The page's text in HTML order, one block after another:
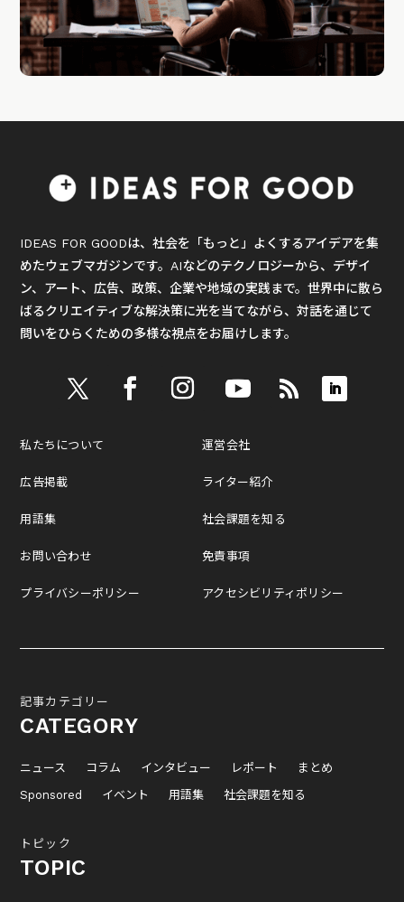
IDEAS FOR GOODは、社会を「もっと」よくするアイデアを集
めたウェブマガジンです。AIなどのテクノロジーから、デザイ
ン、アート、広告、政策、企業や地域の実践まで。世界中に散ら
ばるクリエイティブな解決策に光を当てながら、対話を通じて
問いをひらくための多様な視点をお届けします。
私たちについて
広告掲載
用語集
お問い合わせ
プライバシーポリシー
運営会社
ライター紹介
社会課題を知る
免責事項
アクセシビリティポリシー
記事カテゴリー
CATEGORY
ニュース コラム インタビュー レポート
まとめ
Sponsored
イベント 用語集 社会課題を知る
トピック
TOPIC